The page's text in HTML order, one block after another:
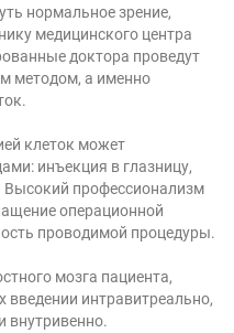
нормальное зрение,
медицинского центра
доктора проведут
методом, а именно
клеток может
инъекция в глазницу,
Высокий профессионализм
операционной
проводимой процедуры.
мозга пациента,
введении интравитреально,
внутривенно.